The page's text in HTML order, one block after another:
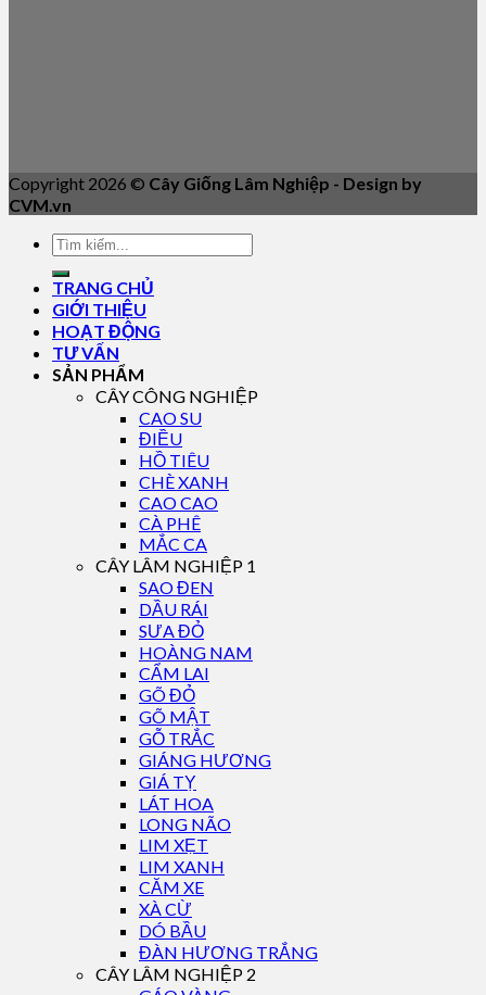
Copyright 2026 © Cây Giống Lâm Nghiệp - Design by
CVM.vn
TRANG CHỦ
GIỚI THIỆU
HOẠT ĐỘNG
TƯ VẤN
SẢN PHẨM
CÂY CÔNG NGHIỆP
CAO SU
ĐIỀU
HỒ TIÊU
CHÈ XANH
CAO CAO
CÀ PHÊ
MẮC CA
CÂY LÂM NGHIỆP 1
SAO ĐEN
DẦU RÁI
SƯA ĐỎ
HOÀNG NAM
CẨM LAI
GÕ ĐỎ
GÕ MẬT
GỖ TRẮC
GIÁNG HƯƠNG
GIÁ TỴ
LÁT HOA
LONG NÃO
LIM XẸT
LIM XANH
CĂM XE
XÀ CỪ
DÓ BẦU
ĐÀN HƯƠNG TRẮNG
CÂY LÂM NGHIỆP 2